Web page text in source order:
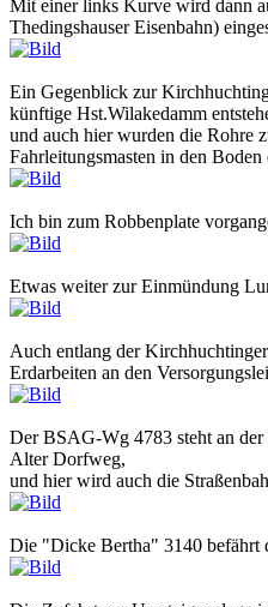
Mit einer links Kurve wird dann
Thedingshauser Eisenbahn)
Ein Gegenblick zur
künftige Hst.Wilakedamm
und auch hier wurden die Rohre
Fahrleitungsmasten in den Boden
Ich bin zum Robbenplate
Etwas weiter zur Einmündung
Auch entlang der
Erdarbeiten an den
Der BSAG-Wg 4783 steht an
Alter Dorfweg,
und hier wird auch die
Die "Dicke Bertha" 3140 befährt